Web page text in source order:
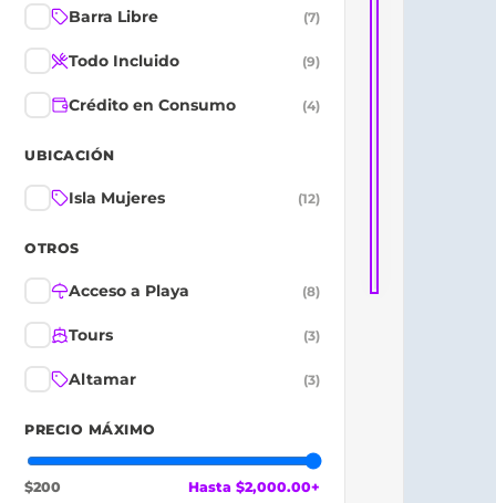
Barra Libre (7)
Todo Incluido (9)
Crédito en Consumo (4)
UBICACIÓN
Isla Mujeres (12)
OTROS
Acceso a Playa (8)
Tours (3)
Altamar (3)
PRECIO MÁXIMO
$200 Hasta $2,000.00+